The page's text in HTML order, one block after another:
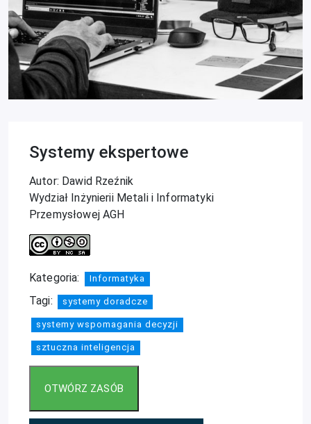
Systemy ekspertowe
Autor: Dawid Rzeźnik
Wydział Inżynierii Metali i Informatyki
Przemysłowej AGH
Kategoria: Informatyka
Tagi: systemy doradcze
systemy wspomagania decyzji
sztuczna inteligencja